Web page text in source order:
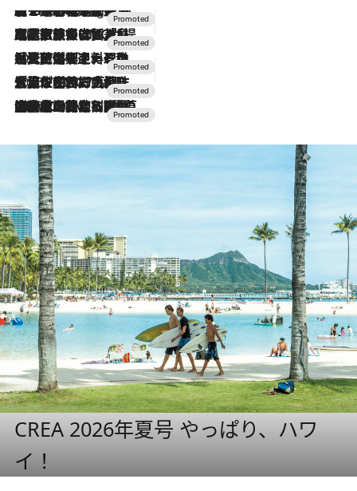
10 Hours Ago
【トンボの足水浴】ヒノキの香りに包まれて涼感マックス！約13℃の湧水かけ流しを避暑地「星野温泉 トンボの湯」で体験
2026.7.31
【ホテル帰省】という選択肢をOMOが提案。家族とほどよい距離を保つには「昼は実家、夜は気兼ねなくホテルで！」
2026.7.24
【夏限定ディナーコース】旬を迎える稚鮎や花ズッキーニなどをイタリア・トスカーナの郷土料理の手法で満喫！
2026.7.17
「土佐和ハーブかき氷」がOMO7高知に登場！生姜、山椒、大葉など目にも舌にも涼を呼ぶ郷土の味
2026.7.10
NEW OPEN！【界 草津】名湯の地に誕生。趣の異なる2種の温泉と上州ならではの会席・蕎麦割烹など美食を味わう究極の癒やし旅
CREA 2026年夏号 やっぱり、ハワ
イ！